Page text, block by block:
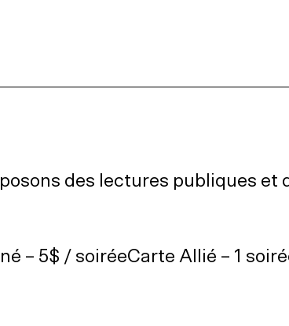
des lectures publiques et
– 5$ / soiréeCarte Allié – 1